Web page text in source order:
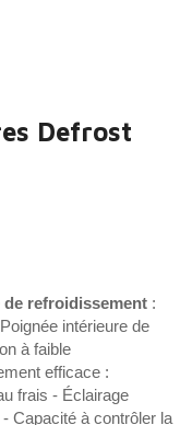
Defrost
de refroidissement :
intérieure de
à faible
efficace :
frais - Éclairage
Capacité à contrôler la